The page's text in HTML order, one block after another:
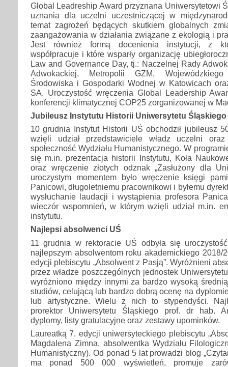
Global Leadreship Award przyznana Uniwersytetowi
uznania dla uczelni uczestniczącej w
temat zagrożeń będących skutkiem globalnych
zaangażowania w działania związane z ekologią i
Jest również formą docenienia instytucji, z
współpracuje i które wsparły organizację
Law and Governance Day, tj.: Naczelnej Rady
Adwokackiej, Metropolii GZM,
Środowiska i Gospodarki Wodnej w Katowicach
SA. Uroczystość wręczenia Global Leadership
konferencji klimatycznej COP25 zorganizowanej w
Jubileusz Instytutu Historii Uniwersytetu Śląskiego
10 grudnia Instytut Historii UŚ obchodził jubileusz
wzięli udział przedstawiciele władz uczelni
społeczność Wydziału Humanistycznego. W
się m.in. prezentacja historii Instytutu, Koła
oraz wręczenie złotych odznak „Zasłużony dla
uroczystym momentem było wręczenie księgi
Panicowi, długoletniemu pracownikowi i byłemu
wysłuchanie laudacji i wystąpienia profesora
wieczór wspomnień, w którym wzięli udział m.in.
instytutu.
Najlepsi absolwenci UŚ
11 grudnia w rektoracie UŚ odbyła się
najlepszym absolwentom roku akademickiego 2018/
edycji plebiscytu „Absolwent z Pasją”. Wyróżnieni
przez władze poszczególnych jednostek
wyróżniono między innymi za bardzo wysoką
studiów, celującą lub bardzo dobrą ocenę na
lub artystyczne. Wielu z nich to stypendyści.
prorektor Uniwersytetu Śląskiego prof. dr hab.
dyplomy, listy gratulacyjne oraz zestawy upominków.
Laureatką 7. edycji uniwersyteckiego plebiscytu
Magdalena Zimna, absolwentka Wydziału
Humanistyczny). Od ponad 5 lat prowadzi blog
ma ponad 500 000 wyświetleń, promuje